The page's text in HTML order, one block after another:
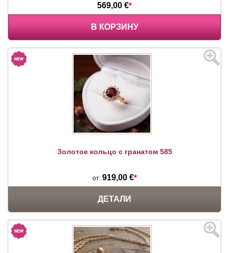
569,00 €*
В КОРЗИНУ
Золотое кольцо с гранатом 585
от: 919,00 €*
ДЕТАЛИ